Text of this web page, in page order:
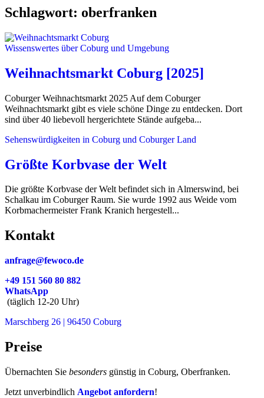
Schlagwort: oberfranken
Wissenswertes über Coburg und Umgebung
Weihnachtsmarkt Coburg [2025]
Coburger Weihnachtsmarkt 2025 Auf dem Coburger
Weihnachtsmarkt gibt es viele schöne Dinge zu entdecken. Dort
sind über 40 liebevoll hergerichtete Stände aufgeba...
Sehenswürdigkeiten in Coburg und Coburger Land
Größte Korbvase der Welt
Die größte Korbvase der Welt befindet sich in Almerswind, bei
Schalkau im Coburger Raum. Sie wurde 1992 aus Weide vom
Korbmachermeister Frank Kranich hergestell...
Kontakt
anfrage@fewoco.de
+49 151 560 80 882
WhatsApp
(täglich 12-20 Uhr)
Marschberg 26 | 96450 Coburg
Preise
Übernachten Sie besonders günstig in Coburg, Oberfranken.
Jetzt unverbindlich Angebot anfordern!